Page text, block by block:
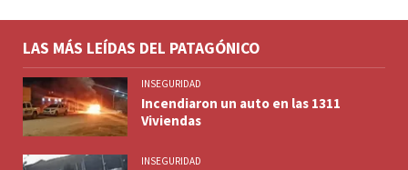
LAS MÁS LEÍDAS DEL PATAGÓNICO
INSEGURIDAD
Incendiaron un auto en las 1311
Viviendas
INSEGURIDAD